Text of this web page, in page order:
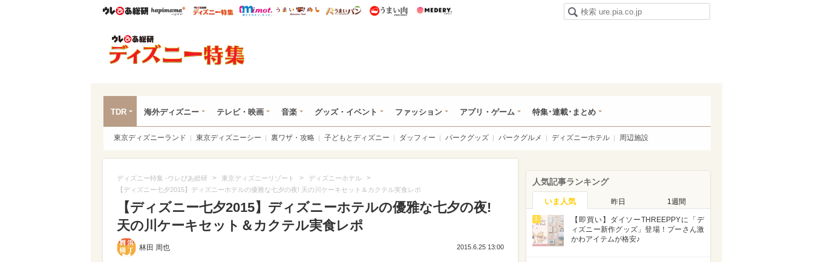
ウレぴあ総研ハピママ* ウレぴあ総研 ディズニー特集
mimot. うまいめし うまいパン うまい肉
TDR 海外ディズニー テレビ・映画 音楽 グッズ・イベント ファッション アプリ・ゲーム 特集･連載･まとめ
東京ディズニーランド 東京ディズニーシー 裏ワザ・攻略 子どもとディズニー ダッフィー パークグッズ パークグルメ ディズニーホテル 周辺施設
ディズニー特集 -ウレぴあ総研 > 東京ディズニーリゾート > ディズニーホテル >
【ディズニー七夕2015】ディズニーホテルの優雅な七夕の夜! 天の川ケーキセット＆カクテル実食レポ
【ディズニー七夕2015】ディズニーホテルの優雅な七夕の夜!
天の川ケーキセット＆カクテル実食レポ
林田 周也 2015.6.25 13:00
人気記事ランキング
いま人気 昨日 1週間
1
【即買い】ダイソーTHREEPPYに「デ
ィズニー新作グッズ」登場！プーさん激
かわアイテムが格安♪